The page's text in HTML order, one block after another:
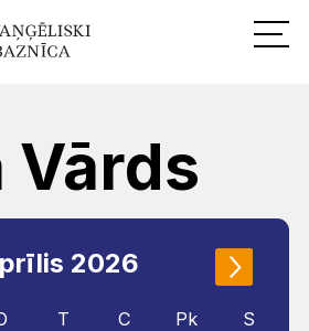
Vārds
2026
T C Pk
S